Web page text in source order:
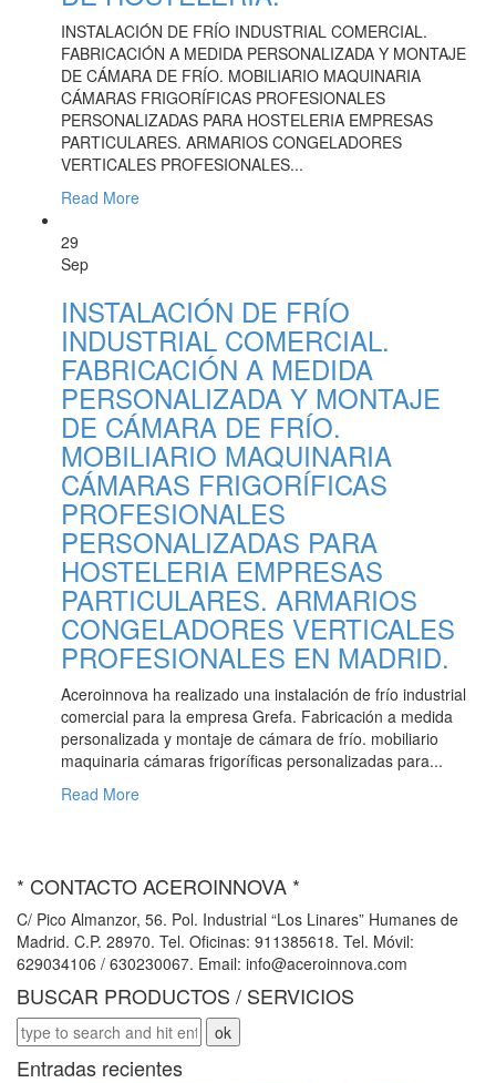
INSTALACIÓN DE FRÍO INDUSTRIAL COMERCIAL.
FABRICACIÓN A MEDIDA PERSONALIZADA Y MONTAJE
DE CÁMARA DE FRÍO. MOBILIARIO MAQUINARIA
CÁMARAS FRIGORÍFICAS PROFESIONALES
PERSONALIZADAS PARA HOSTELERIA EMPRESAS
PARTICULARES. ARMARIOS CONGELADORES
VERTICALES PROFESIONALES...
Read More
29
Sep
INSTALACIÓN DE FRÍO
INDUSTRIAL COMERCIAL.
FABRICACIÓN A MEDIDA
PERSONALIZADA Y MONTAJE
DE CÁMARA DE FRÍO.
MOBILIARIO MAQUINARIA
CÁMARAS FRIGORÍFICAS
PROFESIONALES
PERSONALIZADAS PARA
HOSTELERIA EMPRESAS
PARTICULARES. ARMARIOS
CONGELADORES VERTICALES
PROFESIONALES EN MADRID.
Aceroinnova ha realizado una instalación de frío industrial
comercial para la empresa Grefa. Fabricación a medida
personalizada y montaje de cámara de frío. mobiliario
maquinaria cámaras frigoríficas personalizadas para...
Read More
* CONTACTO ACEROINNOVA *
C/ Pico Almanzor, 56. Pol. Industrial “Los Linares” Humanes de
Madrid. C.P. 28970. Tel. Oficinas: 911385618. Tel. Móvil:
629034106 / 630230067. Email: info@aceroinnova.com
BUSCAR PRODUCTOS / SERVICIOS
Entradas recientes